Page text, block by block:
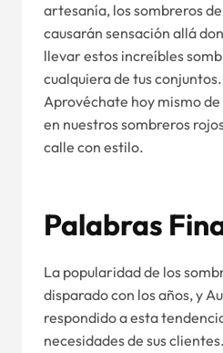
artesanía, los sombreros
causarán sensación allá
llevar estos increíbles
cualquiera de tus
Aprovéchate hoy mismo
en nuestros sombreros
calle con estilo.
Palabras
La popularidad de los
disparado con los años, y
respondido a esta
necesidades de sus